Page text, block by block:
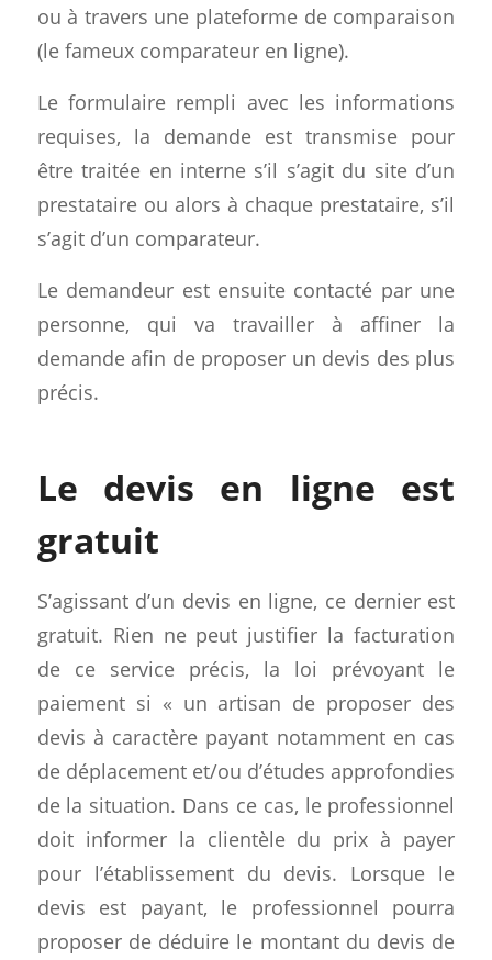
ou à travers une plateforme de comparaison
(le fameux comparateur en ligne).
Le formulaire rempli avec les informations
requises, la demande est transmise pour
être traitée en interne s’il s’agit du site d’un
prestataire ou alors à chaque prestataire, s’il
s’agit d’un comparateur.
Le demandeur est ensuite contacté par une
personne, qui va travailler à affiner la
demande afin de proposer un devis des plus
précis.
Le devis en ligne est
gratuit
S’agissant d’un devis en ligne, ce dernier est
gratuit. Rien ne peut justifier la facturation
de ce service précis, la loi prévoyant le
paiement si « un artisan de proposer des
devis à caractère payant notamment en cas
de déplacement et/ou d’études approfondies
de la situation. Dans ce cas, le professionnel
doit informer la clientèle du prix à payer
pour l’établissement du devis. Lorsque le
devis est payant, le professionnel pourra
proposer de déduire le montant du devis de